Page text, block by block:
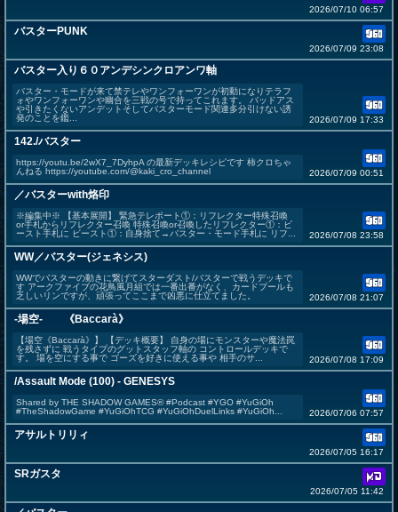
2026/07/10 06:57
バスターPUNK
2026/07/09 23:08
バスター入り６０アンデシンクロアンワ軸
バスター・モードが来て禁テレやワンフォーワンが初動になりテラフ
ォやワンフォーワンや幽合を三戦の号で持ってこれます。 バッドアス
や引きたくないアンデットそしてバスターモード関連多分引けない誘
発のことを鑑...
2026/07/09 17:33
142./バスター
https://youtu.be/2wX7_7DyhpA の最新デッキレシピです 柿クロちゃ
んねる https://youtube.com/@kaki_cro_channel
2026/07/09 00:51
／バスターwith烙印
※編集中※ 【基本展開】 緊急テレポート①：リフレクター特殊召喚
or手札からリフレクター召喚 特殊召喚or召喚したリフレクター①：ビ
ースト手札に ビースト①：自身捨て→バスター・モード手札に リフ...
2026/07/08 23:58
WW／バスター(ジェネシス)
WWでバスターの動きに繋げてスターダスト/バスターで戦うデッキで
す アークファイブの花鳥風月組では一番出番がなく、カードプールも
乏しいリンですが、頑張ってここまで凶悪に仕立てました。
2026/07/08 21:07
-場空- 《Baccarà》
【場空《Baccarà》】 【デッキ概要】 自身の場にモンスターや魔法罠
を残さずに 戦うタイプのグットスタッフ軸の コントロールデッキで
す。 場を空にする事で ゴーズを好きに使える事や 相手のサ...
2026/07/08 17:09
/Assault Mode (100) - GENESYS
Shared by THE SHADOW GAMES® #Podcast #YGO #YuGiOh
#TheShadowGame #YuGiOhTCG #YuGiOhDuelLinks #YuGiOh...
2026/07/06 07:57
アサルトリリィ
2026/07/05 16:17
SRガスタ
2026/07/05 11:42